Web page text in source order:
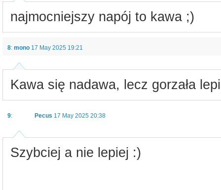
najmocniejszy napój to kawa ;)
8: mono 17 May 2025 19:21
Kawa się nadawa, lecz gorzała
9: Pecus 17 May 2025 20:38
Szybciej a nie lepiej :)